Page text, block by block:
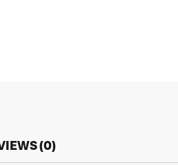
(0)